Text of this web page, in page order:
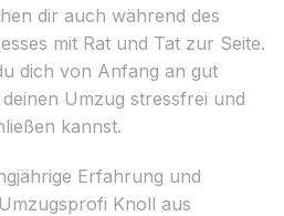
dir auch während des
mit Rat und Tat zur Seite.
dich von Anfang an gut
Umzug stressfrei und
kannst.
Erfahrung und
Knoll aus